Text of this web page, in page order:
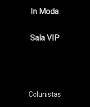
In Moda
Sala VIP
Colunistas